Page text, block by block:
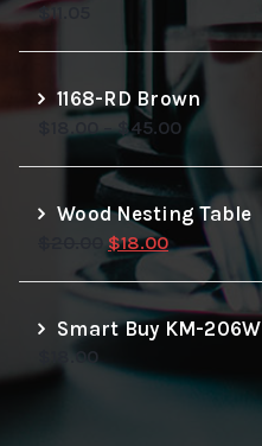
$11.05
1168-RD Brown
18.00–$45.00
Wood Nesting Table
Le
prix
initial
était :
$18.00Le
actuel
est :
Smart Buy KM-206W
18.00